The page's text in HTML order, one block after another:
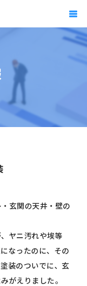
玄関の天井・壁の
ヤニ汚れや埃等
なったのに、その
装のついでに、玄
がえりました。